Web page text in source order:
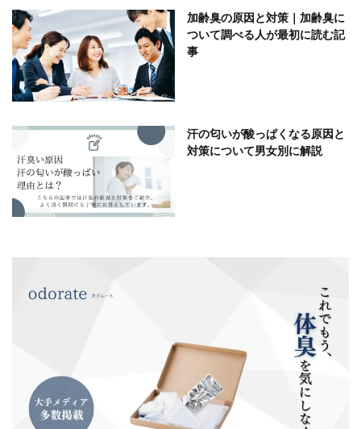
加齢臭の原因と対策｜加齢臭に
ついて調べる人が最初に読む記
事
汗の匂いが酸っぱくなる原因と
対策について男女別に解説